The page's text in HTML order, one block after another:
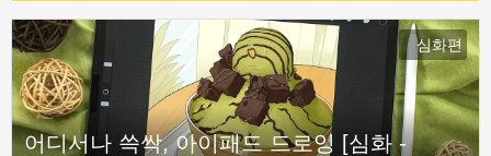
심화편
어디서나 쓱싹, 아이패드 드로잉 [심화 -